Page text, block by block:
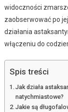
widoczności
zaobserwować po
działania
włączeniu do
Spis treści
Jak działa
natychmiastowe?
Jakie są